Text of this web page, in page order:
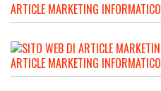
ARTICLE MARKETING INFORMATICO
ARTICLE MARKETING INFORMATICO